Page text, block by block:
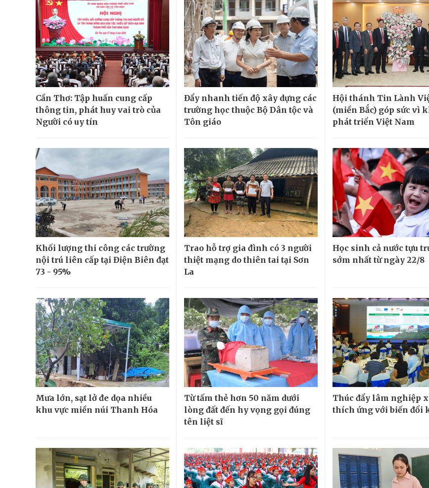
Cần Thơ: Tập huấn cung cấp
thông tin, phát huy vai trò của
Người có uy tín
Đẩy nhanh tiến độ xây dựng các
trường học thuộc Bộ Dân tộc và
Tôn giáo
Hội thánh Tin Lành
(miền Bắc) góp sức vì
phát triển Việt Nam
Khối lượng thi công các trường
nội trú liên cấp tại Điện Biên đạt
73 - 95%
Trao hỗ trợ gia đình có 3 người
thiệt mạng do thiên tai tại Sơn
La
Học sinh cả nước tựu
sớm nhất từ ngày 22/8
Mưa lớn, sạt lở đe dọa nhiều
khu vực miền núi Thanh Hóa
Từ tấm thẻ hơn 50 năm dưới
lòng đất đến hy vọng gọi đúng
tên liệt sĩ
Thúc đẩy lâm nghiệp
thích ứng với biến đổi